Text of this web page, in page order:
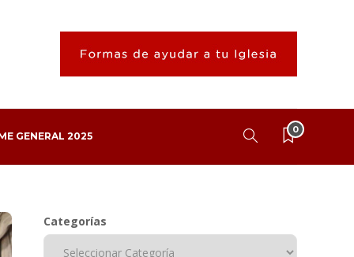
GENERAL 2025
0
Categorías